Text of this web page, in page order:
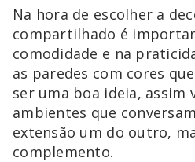
Na hora de escolher a
compartilhado é
comodidade e na
as paredes com cores
ser uma boa ideia, assim
ambientes que
extensão um do outro,
complemento.